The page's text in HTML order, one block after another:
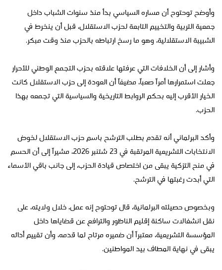
وأوضح توحتوح أن مساره السياسي بدأ منذ سنوات الشباب داخل
جمعية التربية والتخييم التابعة لحزب الاستقلال، قبل أن ينخرط في
الشبيبة الاستقلالية، وهو ما رسخ ارتباطه بالحزب منذ وقت مبكر.
وأشار إلى أن الخلافات التي عرفتها علاقته بحزب التجمع الوطني للأحرار
جعلت استمرارها أمراً صعباً، مضيفاً أن العودة إلى حزب الاستقلال كانت
الخيار الأقرب إليه بحكم الروابط التاريخية والسياسية التي تجمعه بهذا
الحزب.
وأكد البرلماني أنه تقدم بطلب الترشح باسم حزب الاستقلال لخوض
الانتخابات التشريعية المرتقبة في 23 شتنبر 2026، مشيراً إلى أن الحسم
في منح التزكية يبقى من اختصاص قيادة الحزب، إلى جانب باقي الأسماء
التي أبدت رغبتها في الترشح.
وبخصوص حصيلته البرلمانية، قال توحتوح إنه عمل، خلال ولايته، على
نقل انشغالات ساكنة إقليم الناظور والترافع عن قضاياها داخل
المؤسسة التشريعية، معتبراً أن ضميره مرتاح لما قدمه، وأن تقييم أدائه
يبقى في نهاية المطاف بيد المواطنين.